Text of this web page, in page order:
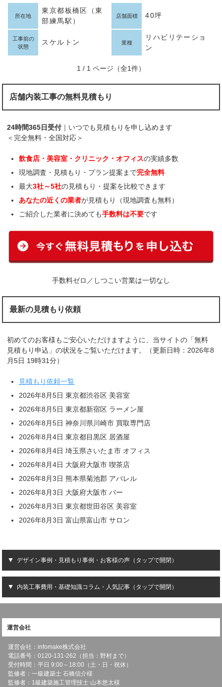
所在地
東京都板橋区（東
部練馬駅）
店舗面積 40坪
工事前の
状態
スケルトン 業種
リハビリテーショ
ン
1 / 1 ページ（全1件）
店舗内装工事の無料見積もり
24時間365日受付 ｜いつでも見積もりを申し込めます
＜完全無料・全国対応＞
飲食店・美容室・クリニック・オフィスの実績多数
現地調査・見積もり・プラン提案まで完全無料
最大3社～5社の見積もり・提案を比較できます
あなたの近くの業者が見積もり（現地調査も無料）
ご紹介した業者に決めても手数料は不要です
手数料ゼロ／しつこい営業は一切なし
最新の見積もり依頼
初めてのお客様もご安心いただけますように、当サイトの「無料
見積もり申込」の状況をご覧いただけます。（更新日時：2026年8
月5日 19時31分）
見積もり依頼一覧
2026年8月5日 東京都渋谷区 美容室
2026年8月5日 東京都新宿区 ラーメン屋
2026年8月5日 神奈川県川崎市 買取専門店
2026年8月4日 東京都目黒区 居酒屋
2026年8月4日 埼玉県さいたま市 オフィス
2026年8月4日 大阪府大阪市 喫茶店
2026年8月3日 熊本県菊池郡 アパレル
2026年8月3日 大阪府大阪市 バー
2026年8月3日 東京都世田谷区 美容室
2026年8月3日 富山県富山市 サロン
デザイン事例・見積もり事例・お客様の声（タップで開閉）
内装工事費用・基礎知識コラム・人気記事（タップで開閉）
運営会社
運営会社：infomake株式会社
電話番号：0120-131-262（担当：野村まで）
受付時間：平日 9:00～18:00（土・日・祝休）
監修者：一級建築士 石橋信介様
監修者：1級建築施工管理技士 山本悠太様